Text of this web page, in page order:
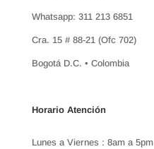
Whatsapp: 311 213 6851
Cra. 15 # 88-21 (Ofc 702)
Bogotá D.C. • Colombia
Horario Atención
Lunes a Viernes : 8am a 5pm